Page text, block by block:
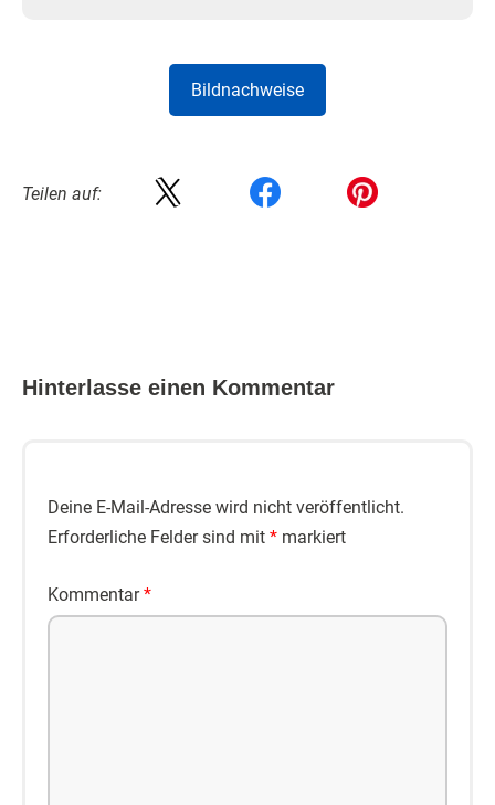
Bildnachweise
Teilen auf:
Hinterlasse einen Kommentar
Deine E-Mail-Adresse wird nicht veröffentlicht.
Erforderliche Felder sind mit * markiert
Kommentar*